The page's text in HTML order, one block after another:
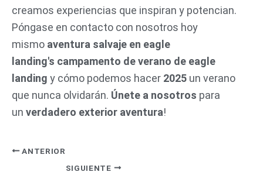
creamos experiencias que inspiran y potencian.
Póngase en contacto con nosotros hoy
mismo aventura salvaje en eagle
landing's campamento de verano de eagle
landing y cómo podemos hacer 2025 un verano
que nunca olvidarán. Únete a nosotros para
un verdadero exterior aventura!
ANTERIOR
SIGUIENTE